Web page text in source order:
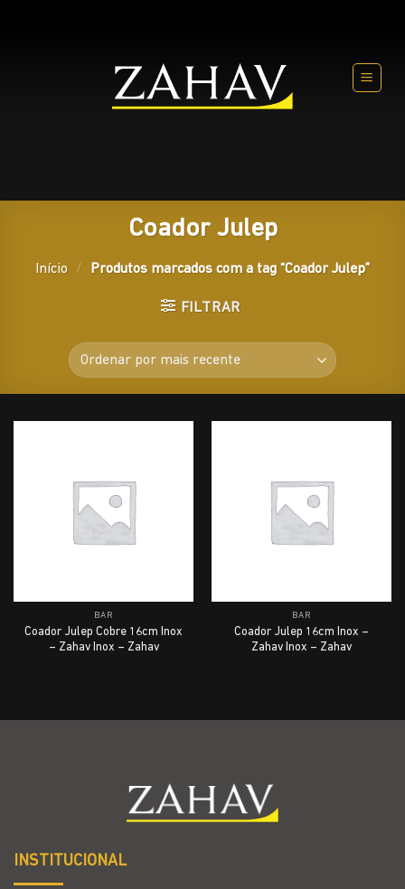
Coador Julep
Início / Produtos marcados com a tag “Coador Julep”
FILTRAR
BAR
Coador Julep Cobre 16cm Inox
– Zahav Inox – Zahav
BAR
Coador Julep 16cm Inox –
Zahav Inox – Zahav
INSTITUCIONAL